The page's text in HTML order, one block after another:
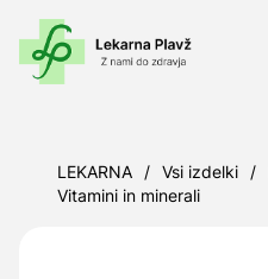
LEKARNA / Vsi izdelki /
Vitamini in minerali